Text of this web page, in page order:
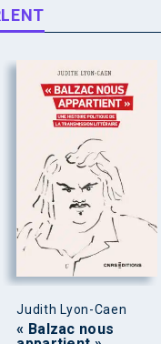
Judith Lyon-Caen
« Balzac nous